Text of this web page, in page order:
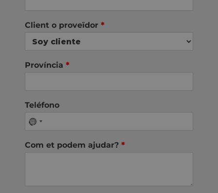
Client o proveïdor *
Província *
Teléfono
Com et podem ajudar? *